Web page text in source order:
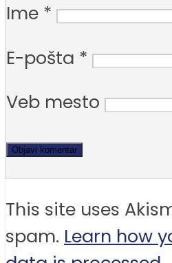
Ime *
E-pošta *
Veb mesto
This site uses
spam. Learn how